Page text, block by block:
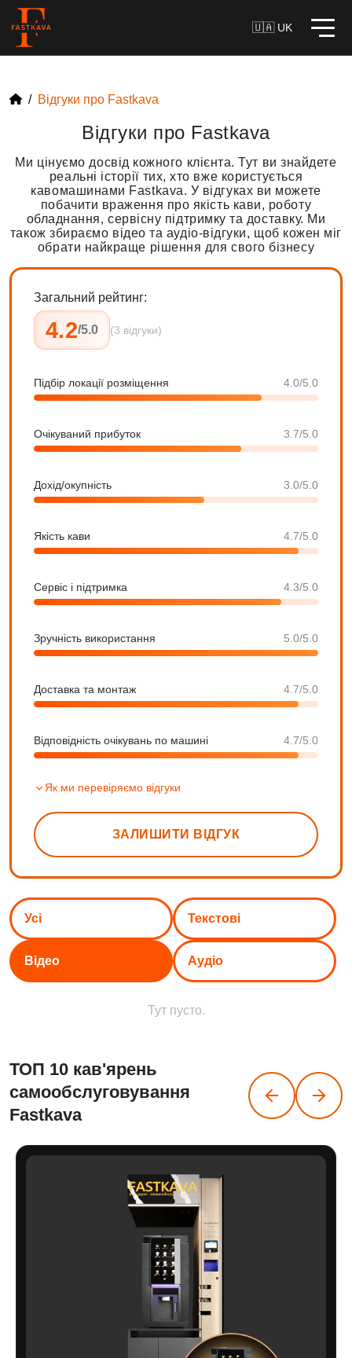
🇺🇦 UK
Відгуки про Fastkava
Відгуки про Fastkava
Ми цінуємо досвід кожного клієнта. Тут ви знайдете
реальні історії тих, хто вже користується
кавомашинами Fastkava. У відгуках ви можете
побачити враження про якість кави, роботу
обладнання, сервісну підтримку та доставку. Ми
також збираємо відео та аудіо-відгуки, щоб кожен міг
обрати найкраще рішення для свого бізнесу
Загальний рейтинг:
4.2/5.0 (3 відгуки)
Підбір локації розміщення 4.0/5.0
Очікуваний прибуток 3.7/5.0
Дохід/окупність 3.0/5.0
Якість кави 4.7/5.0
Сервіс і підтримка 4.3/5.0
Зручність використання 5.0/5.0
Доставка та монтаж 4.7/5.0
Відповідність очікувань по машині 4.7/5.0
Як ми перевіряємо відгуки
ЗАЛИШИТИ ВІДГУК
Усі Текстові
Відео Аудіо
Тут пусто.
ТОП 10 кав'ярень
самообслуговування
Fastkava